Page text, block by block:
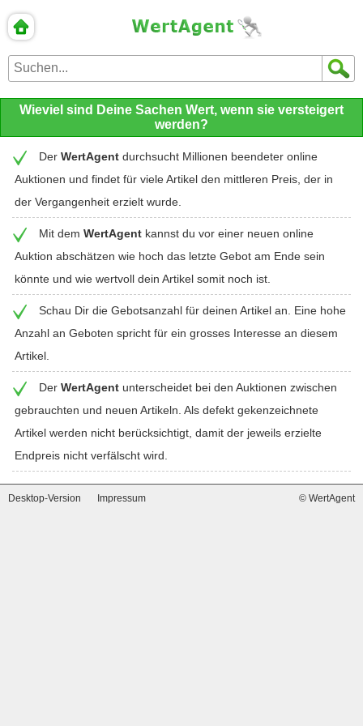
Wieviel sind Deine Sachen Wert, wenn sie versteigert
werden?
Der WertAgent durchsucht Millionen beendeter online
Auktionen und findet für viele Artikel den mittleren Preis, der in
der Vergangenheit erzielt wurde.
Mit dem WertAgent kannst du vor einer neuen online
Auktion abschätzen wie hoch das letzte Gebot am Ende sein
könnte und wie wertvoll dein Artikel somit noch ist.
Schau Dir die Gebotsanzahl für deinen Artikel an. Eine hohe
Anzahl an Geboten spricht für ein grosses Interesse an diesem
Artikel.
Der WertAgent unterscheidet bei den Auktionen zwischen
gebrauchten und neuen Artikeln. Als defekt gekenzeichnete
Artikel werden nicht berücksichtigt, damit der jeweils erzielte
Endpreis nicht verfälscht wird.
Desktop-Version Impressum © WertAgent